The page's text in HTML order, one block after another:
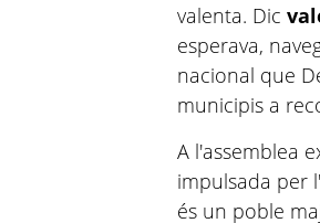
valenta. Dic
esperava,
nacional que
municipis a
A l'assemblea
impulsada per
és un poble